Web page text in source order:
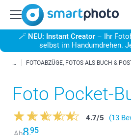
🪄 NEU: Instant Creator – Ihr
selbst im Handumdrehen.
FOTOABZÜGE, FOTOS ALS BUCH &
Foto Pocket-
4.7/5
(13
8,95